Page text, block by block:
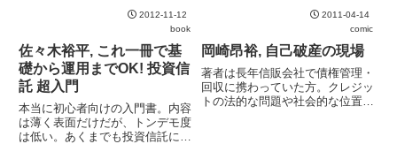
Everything" が示す通り、扱われ
ているテーマは実に幅広い。生命
や幸福、信仰など、行動経済学の
守備範囲...
2012-11-12
book
2011-04-14
comic
佐々木裕平, これ一冊で基
礎から運用までOK! 投資信
託 超入門
本当に初心者向けの入門書。内容
は薄く表面だけだが、トンデモ度
は低い。あくまでも投資信託に限
岡崎昂裕, 自己破産の現場
著者は長年信販会社で債権管理・
回収に携わっていた方。クレジッ
トの法的な問題や社会的な位置付